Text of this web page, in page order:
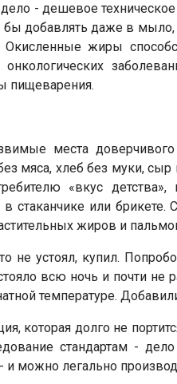
- дешевое
бы добавлять даже в
жиры
пищеварения.
места
мяса, хлеб без муки,
«вкус
или брикете.
жиров и
не устоял, купил.
всю ночь и почти не
температуре.
которая долго не
стандартам -
и можно легально